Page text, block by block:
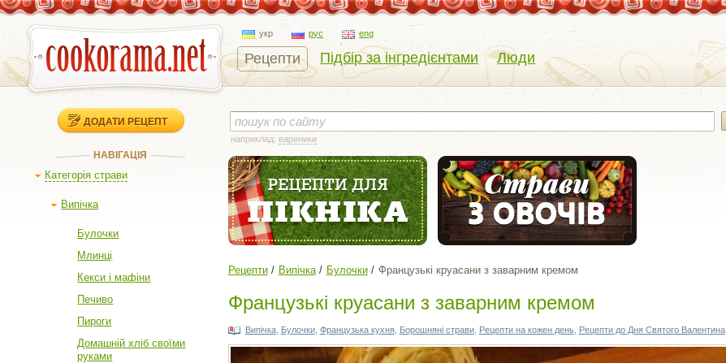
укр рус eng
Рецепти Підбір за інгредієнтами Люди
ДОДАТИ РЕЦЕПТ
НАВІГАЦІЯ
Категорія страви
Випічка
Булочки
Млинці
Кекси і мафіни
Печиво
Пироги
Домашній хліб своїми
руками
наприклад: вареники
Рецепти Випічка Булочки Французькі круасани з заварним кремом
Французькі круасани з заварним кремом
Випічка, Булочки, Французька кухня, Борошняні страви, Рецепти на кожен день, Рецепти до Дня Святого Валентина